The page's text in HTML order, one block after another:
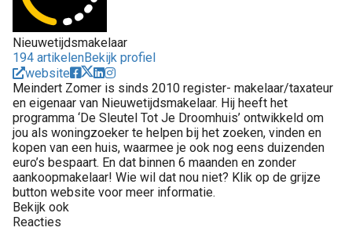
Nieuwetijdsmakelaar
194 artikelenBekijk profiel
website
Meindert Zomer is sinds 2010 register- makelaar/taxateur
en eigenaar van Nieuwetijdsmakelaar. Hij heeft het
programma ‘De Sleutel Tot Je Droomhuis’ ontwikkeld om
jou als woningzoeker te helpen bij het zoeken, vinden en
kopen van een huis, waarmee je ook nog eens duizenden
euro’s bespaart. En dat binnen 6 maanden en zonder
aankoopmakelaar! Wie wil dat nou niet? Klik op de grijze
button website voor meer informatie.
Bekijk ook
Reacties